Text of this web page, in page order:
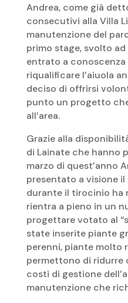
Andrea, come già
consecutivi alla Villa
manutenzione del
primo stage, svolto
entrato a
riqualificare l’aiuola
deciso di offrirsi
punto un progetto
all’area.
Grazie alla
di Lainate che hanno
marzo di quest’anno
presentato a visione
durante il tirocinio ha
rientra a pieno in un
progettare votato al
state inserite piante
perenni, piante molto
permettono di ridurre
costi di gestione
manutenzione che